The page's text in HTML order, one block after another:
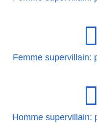
Femme supervillain:
Homme supervillain: